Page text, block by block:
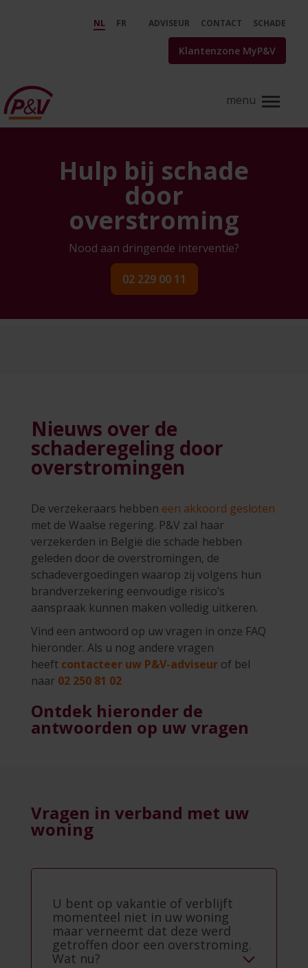
Hulp bij waterschade |
NL FR ADVISEUR CONTACT SCHADE
Klantenzone MyP&V
Hulp bij schade
door
overstroming
Nood aan dringende interventie?
02 229 00 11
Nieuws over de
schaderegeling door
overstromingen
De verzekeraars hebben een akkoord gesloten
met de Waalse regering. P&V zal haar
verzekerden in België die schade hebben
geleden door de overstromingen, de
schadevergoedingen waarop zij volgens hun
brandverzekering eenvoudige risico’s
aanspraak kunnen maken volledig uitkeren.
Vind een antwoord op uw vragen in onze FAQ
hieronder. Als u nog andere vragen
heeft contacteer uw P&V-adviseur of bel
naar 02 250 81 02
Ontdek hieronder de
antwoorden op uw vragen
Vragen in verband met uw
woning
U bent op vakantie of verblijft
momenteel niet in uw woning
maar verneemt dat deze werd
getroffen door een overstroming.
Wat nu?